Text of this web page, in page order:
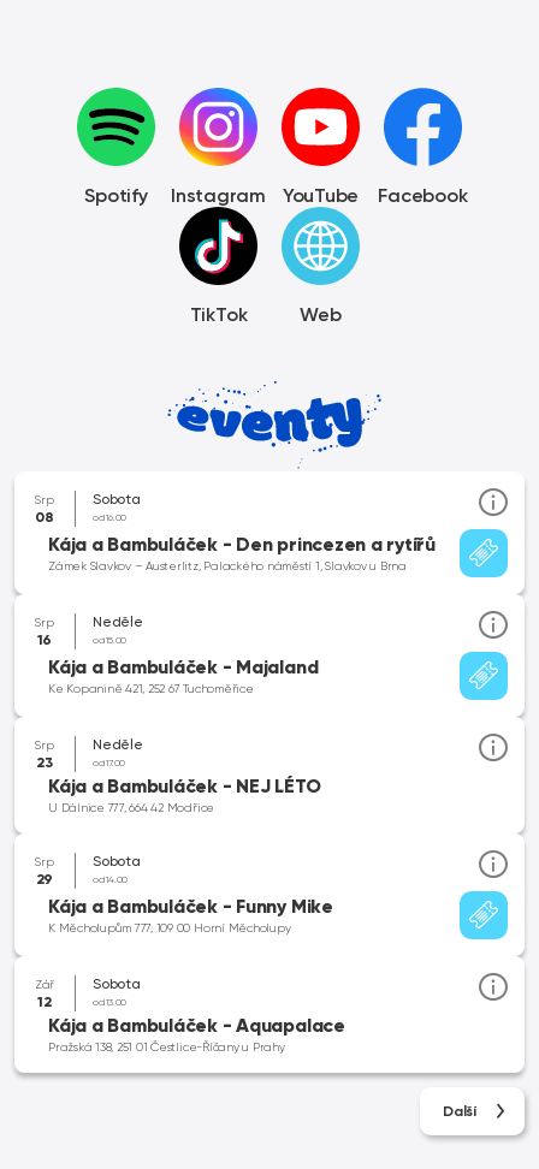
Spotify Instagram YouTube Facebook
TikTok Web
Srp
08
Sobota
od 16.00
Kája a Bambuláček - Den princezen a rytířů
Zámek Slavkov – Austerlitz, Palackého náměstí 1, Slavkov u Brna
Srp
16
Neděle
od 15.00
Kája a Bambuláček - Majaland
Ke Kopanině 421, 252 67 Tuchoměřice
Srp
23
Neděle
od 17.00
Kája a Bambuláček - NEJ LÉTO
U Dálnice 777, 664 42 Modřice
Srp
29
Sobota
od 14.00
Kája a Bambuláček - Funny Mike
K Měcholupům 777, 109 00 Horní Měcholupy
Zář
12
Sobota
od 13.00
Kája a Bambuláček - Aquapalace
Pražská 138, 251 01 Čestlice-Říčany u Prahy
Další